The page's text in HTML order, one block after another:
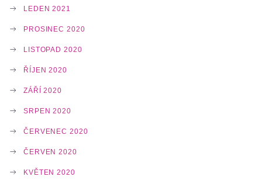
LEDEN 2021
PROSINEC 2020
LISTOPAD 2020
ŘÍJEN 2020
ZÁŘÍ 2020
SRPEN 2020
ČERVENEC 2020
ČERVEN 2020
KVĚTEN 2020